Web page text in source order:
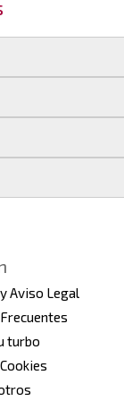
finales.
continuación).
condiciones
del
Aviso Legal
turbo